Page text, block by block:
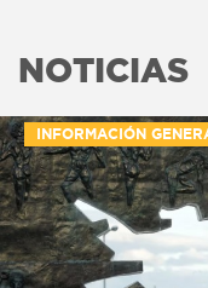
NOTICIAS
INFORMACIÓN